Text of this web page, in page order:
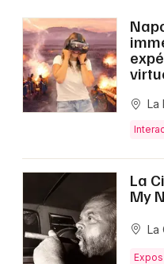
Choisir mes
Mon email
Je
La
La
My
La